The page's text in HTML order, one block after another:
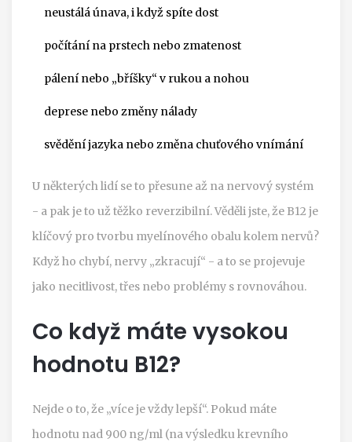
neustálá únava, i když spíte dost
počítání na prstech nebo zmatenost
pálení nebo „bříšky“ v rukou a nohou
deprese nebo změny nálady
svědění jazyka nebo změna chuťového vnímání
U některých lidí se to přesune až na nervový systém
- a pak je to už těžko reverzibilní. Věděli jste, že B12 je
klíčový pro tvorbu myelínového obalu kolem nervů?
Když ho chybí, nervy „zkracují“ - a to se projevuje
jako necitlivost, třes nebo problémy s rovnováhou.
Co když máte vysokou
hodnotu B12?
Nejde o to, že „více je vždy lepší“. Pokud máte
hodnotu nad 900 ng/ml (na výsledku krevního